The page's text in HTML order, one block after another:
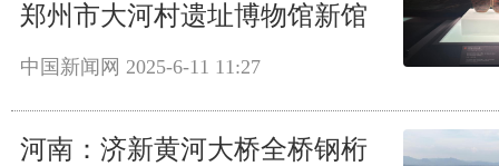
郑州市大河村遗址博物馆新馆
中国新闻网 2025-6-11 11:27
河南：济新黄河大桥全桥钢桁